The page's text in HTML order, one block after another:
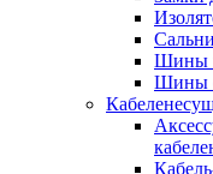
Шины
Шины